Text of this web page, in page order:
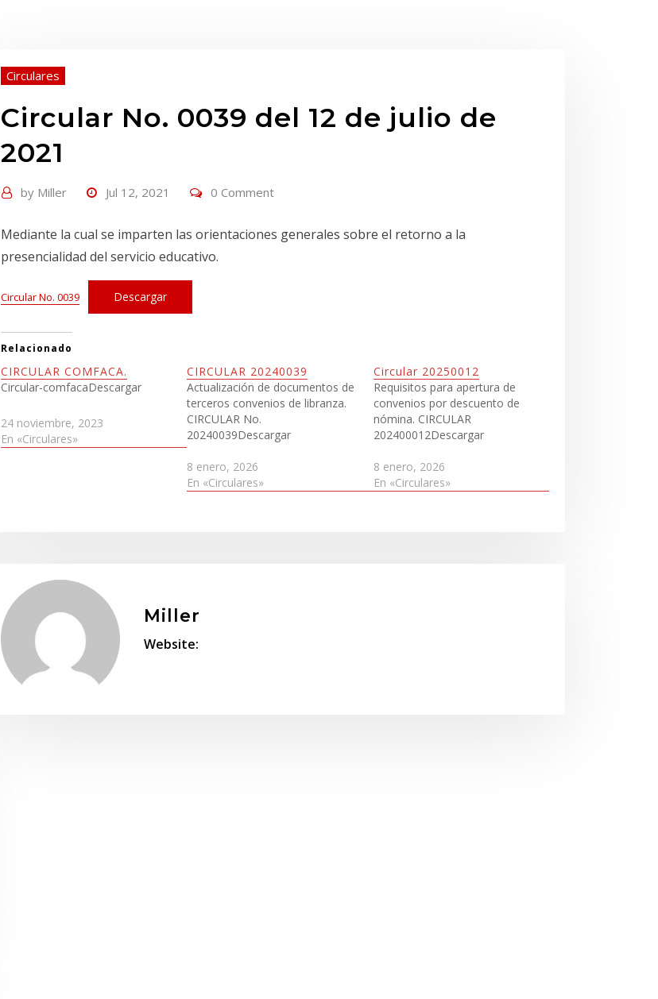
Circulares
Circular No. 0039 del 12 de julio de
2021
by Miller Jul 12, 2021 0 Comment
Mediante la cual se imparten las orientaciones generales sobre el retorno a la
presencialidad del servicio educativo.
Circular No. 0039 Descargar
Relacionado
CIRCULAR COMFACA.
Circular-comfacaDescargar
24 noviembre, 2023
En «Circulares»
CIRCULAR 20240039
Actualización de documentos de
terceros convenios de libranza.
CIRCULAR No.
20240039Descargar
8 enero, 2026
En «Circulares»
Circular 20250012
Requisitos para apertura de
convenios por descuento de
nómina. CIRCULAR
202400012Descargar
8 enero, 2026
En «Circulares»
Miller
Website: